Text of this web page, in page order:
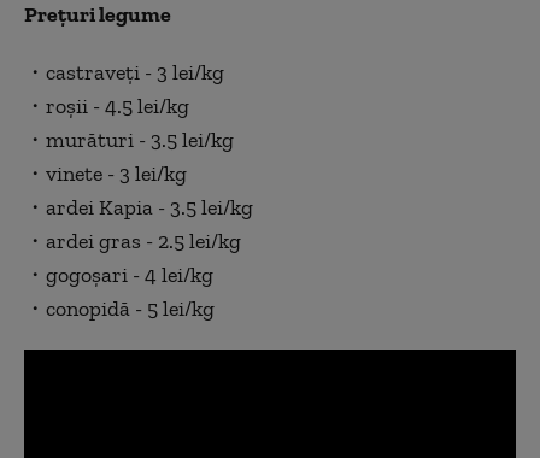
Preţuri legume
・castraveţi - 3 lei/kg
・roşii - 4.5 lei/kg
・murături - 3.5 lei/kg
・vinete - 3 lei/kg
・ardei Kapia - 3.5 lei/kg
・ardei gras - 2.5 lei/kg
・gogoşari - 4 lei/kg
・conopidă - 5 lei/kg